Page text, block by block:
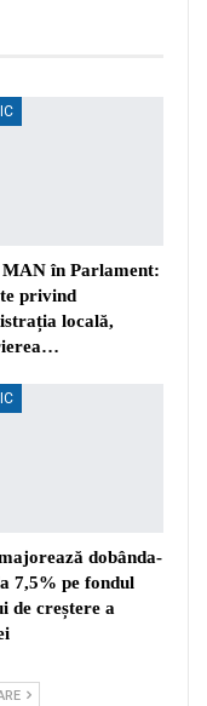
în Parlament:
privind
locală,
dobânda-
7,5% pe fondul
de creștere a